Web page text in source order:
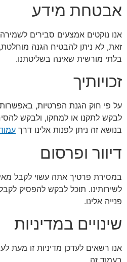
אבטחת מידע
אנו נוקטים אמצעים סבירים
זאת, לא ניתן להבטיח הגנה
בלתי מורשית שאינה בשליטתנו.
זכויותיך
על פי חוק הגנת הפרטיות,
לבקש לתקנו או למחקו, ולבקש
בנושא זה ניתן לפנות אלינו דרך
דיוור ופרסום
במסירת פרטיך אתה עשוי לקבל
לשירותינו. תוכל לבקש להפסיק
פנייה אלינו.
שינויים במדיניות
אנו רשאים לעדכן מדיניות זו מעת